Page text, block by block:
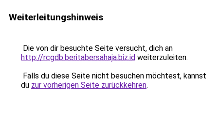
Weiterleitungshinweis
Die von dir besuchte Seite versucht, dich an
http://rcgdb.beritabersahaja.biz.id weiterzuleiten.
Falls du diese Seite nicht besuchen möchtest, kannst
du zur vorherigen Seite zurückkehren.